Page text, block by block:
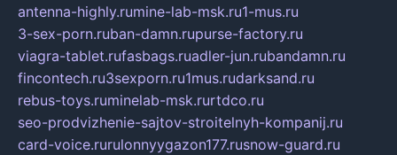
antenna-highly.rumine-lab-msk.ru1-mus.ru
3-sex-porn.ruban-damn.rupurse-factory.ru
viagra-tablet.rufasbags.ruadler-jun.rubandamn.ru
fincontech.ru3sexporn.ru1mus.rudarksand.ru
rebus-toys.ruminelab-msk.rurtdco.ru
seo-prodvizhenie-sajtov-stroitelnyh-kompanij.ru
card-voice.rurulonnyygazon177.rusnow-guard.ru